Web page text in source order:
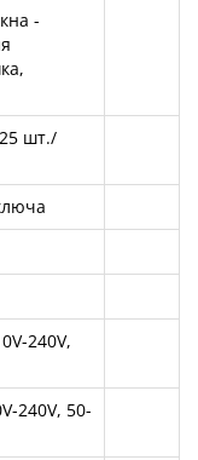
-
шт./
240V,
240V, 50-